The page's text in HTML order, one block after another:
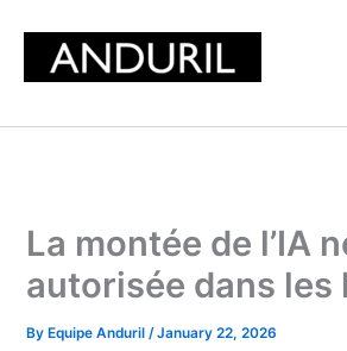
content
La montée de l’IA
autorisée dans les
By Equipe Anduril/January 22, 2026